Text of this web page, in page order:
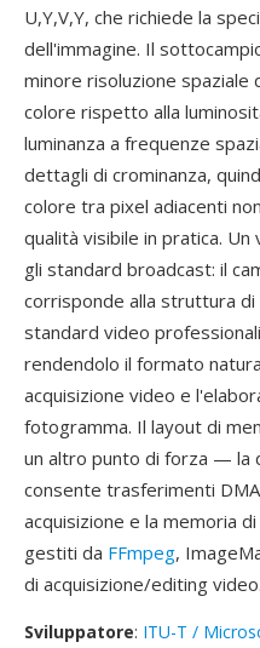
U,Y,V,Y, che richiede la
dell'immagine. Il
minore risoluzione spaziale
colore rispetto alla
luminanza a frequenze
dettagli di crominanza,
colore tra pixel adiacenti
qualità visibile in pratica.
gli standard broadcast: il
corrisponde alla struttura di
standard video
rendendolo il formato
acquisizione video e
fotogramma. Il layout di
un altro punto di forza — la
consente trasferimenti
acquisizione e la memoria
gestiti da FFmpeg,
di acquisizione/editing video.
Sviluppatore: ITU-T /